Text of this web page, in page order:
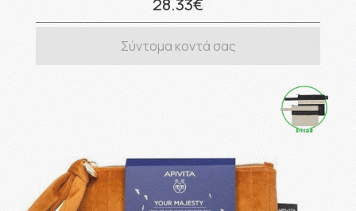
28.33€
Σύντομα κοντά σας